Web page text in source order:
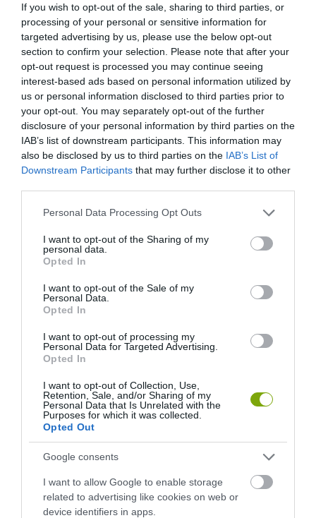
If you wish to opt-out of the sale, sharing to third parties, or
processing of your personal or sensitive information for
targeted advertising by us, please use the below opt-out
section to confirm your selection. Please note that after your
opt-out request is processed you may continue seeing
interest-based ads based on personal information utilized by
us or personal information disclosed to third parties prior to
your opt-out. You may separately opt-out of the further
disclosure of your personal information by third parties on the
IAB’s list of downstream participants. This information may
also be disclosed by us to third parties on the IAB’s List of
Downstream Participants that may further disclose it to other
Please note that this website/app uses one or more Google
not limited to your visit or usage behaviour. You may click to
grant or deny consent to Google and its third-party tags to
use your data for below specified purposes in below Google
consent section.
Personal Data Processing Opt Outs
I want to opt-out of the Sharing of my
personal data.
Opted In
I want to opt-out of the Sale of my
Personal Data.
Opted In
I want to opt-out of processing my
Personal Data for Targeted Advertising.
Opted In
I want to opt-out of Collection, Use,
Retention, Sale, and/or Sharing of my
Personal Data that Is Unrelated with the
Purposes for which it was collected.
Opted Out
Google consents
I want to allow Google to enable storage
related to advertising like cookies on web or
device identifiers in apps.
ELŐZŐ CIKK
7 LENYŰGÖZŐ VASÚTVONAL A NAGYVILÁGBÓL
KÖVETKEZŐ CIKK
TEMPLOM
KIRÁNDULÁS A
ARBORÉTUMBA
KIRÁNDULÁS PANNONHALMA
SZŐLŐ ÉS KOMLÓ
TALÁLKOZÁSA